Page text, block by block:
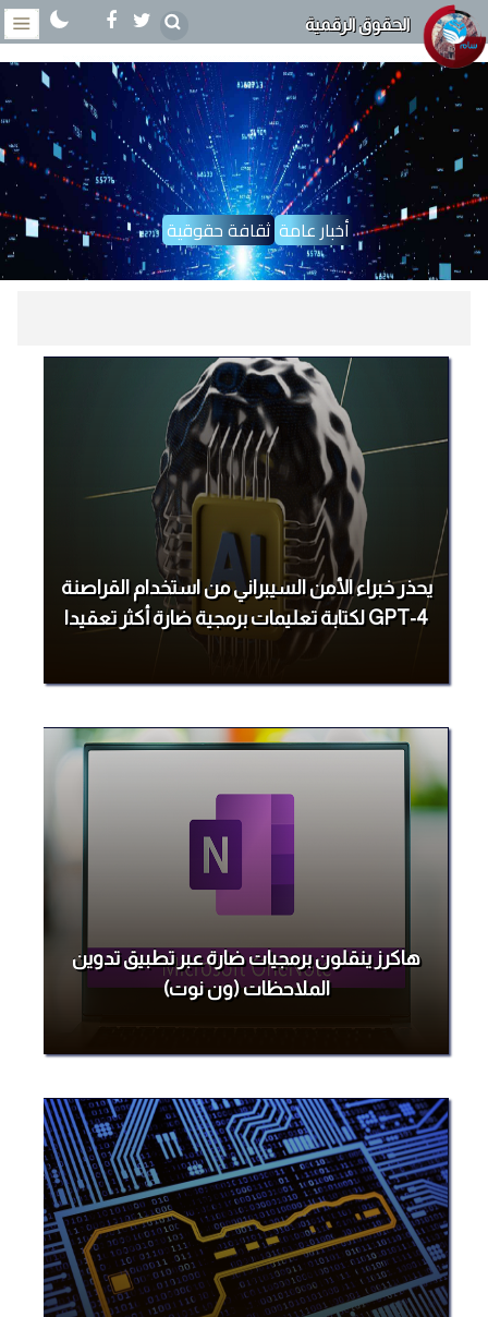
الحقوق الرقمية
ثقافة حقوقية أخبار عامة
يحذر خبراء الأمن السيبراني من استخدام القراصنة
GPT-4 لكتابة تعليمات برمجية ضارة أكثر تعقيدا
هاكرز ينقلون برمجيات ضارة عبر تطبيق تدوين
الملاحظات (ون نوت)